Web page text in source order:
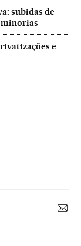
subidas de
minorias
e